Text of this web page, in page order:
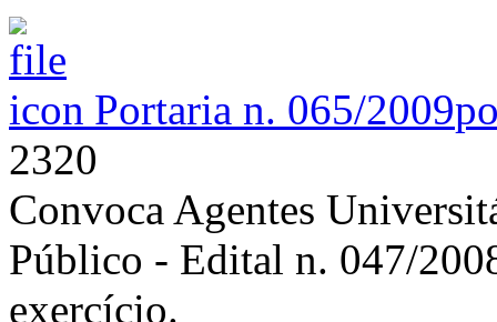
Portaria n. 065/2009
2320
Convoca Agentes
Público - Edital n. 047/
exercício.